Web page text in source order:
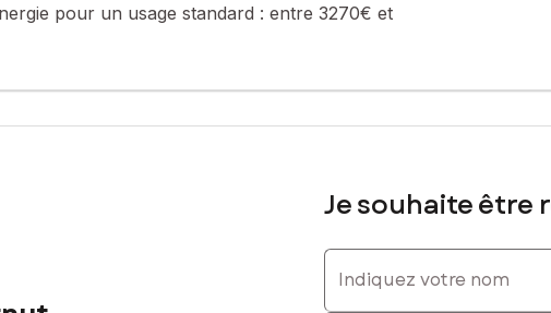
pour un usage standard : entre 3270€ et
Je souhaite être
Indiquez votre nom